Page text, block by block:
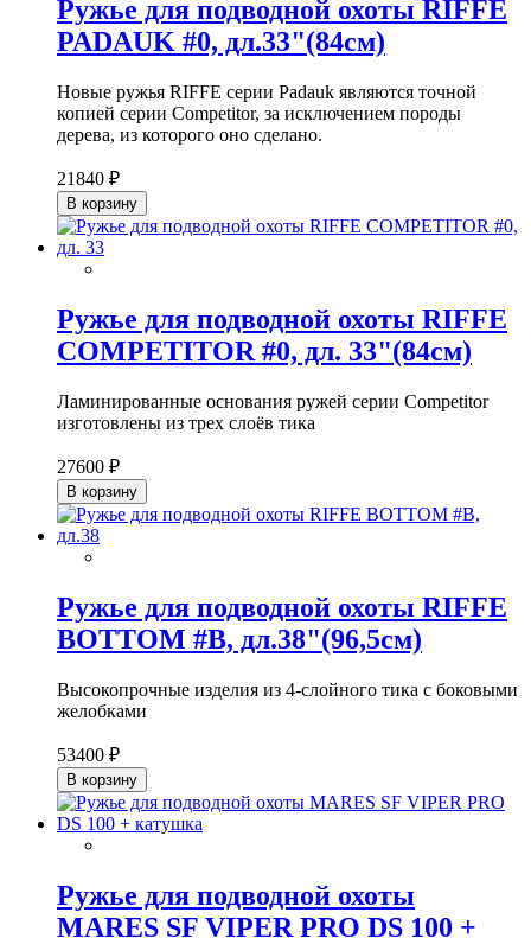
Ружье для подводной охоты RIFFE
PADAUK #0, дл.33"(84см)
Новые ружья RIFFE серии Padauk являются точной
копией серии Competitor, за исключением породы
дерева, из которого оно сделано.
21840 ₽
В корзину
Ружье для подводной охоты RIFFE
COMPETITOR #0, дл. 33"(84см)
Ламинированные основания ружей серии Competitor
изготовлены из трех слоёв тика
27600 ₽
В корзину
Ружье для подводной охоты RIFFE
BOTTOM #B, дл.38"(96,5см)
Высокопрочные изделия из 4-слойного тика с боковыми
желобками
53400 ₽
В корзину
Ружье для подводной охоты
MARES SF VIPER PRO DS 100 +